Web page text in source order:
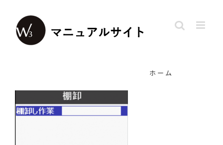
content
ホーム